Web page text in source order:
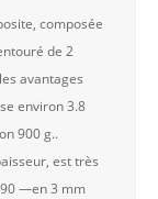
composée
de 2
avantages
environ 3.8
900 g..
est très
—en 3 mm